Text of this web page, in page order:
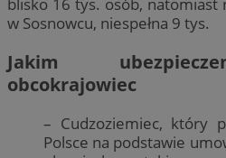
w Sosnowcu, niespełna 9 tys.
Jakim
obcokrajowiec
– Cudzoziemiec, który
Polsce na podstawie